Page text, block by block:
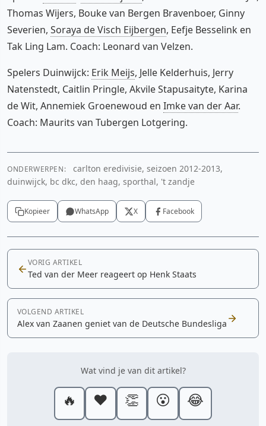
Thomas Wijers, Bouke van Bergen Bravenboer, Ginny
Severien, Soraya de Visch Eijbergen, Eefje Besselink en
Tak Ling Lam. Coach: Leonard van Velzen.
Spelers Duinwijck: Erik Meijs, Jelle Kelderhuis, Jerry
Natenstedt, Caitlin Pringle, Akvile Stapusaityte, Karina
de Wit, Annemiek Groenewoud en Imke van der Aar.
Coach: Maurits van Tubergen Lotgering.
ONDERWERPEN:
carlton eredivisie, seizoen 2012-2013,
duinwijck, bc dkc, den haag, sporthal, 't zandje
Kopieer WhatsApp X Facebook
VORIG ARTIKEL
Ted van der Meer reageert op Henk Staats
VOLGEND ARTIKEL
Alex van Zaanen geniet van de Deutsche Bundesliga
Wat vind je van dit artikel?
🔥 ❤️ 👏 😮 😂